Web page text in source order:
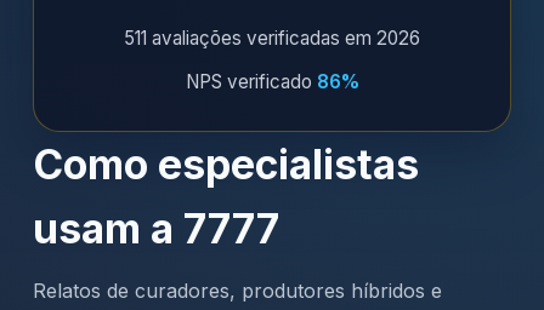
511 avaliações verificadas em 2026
NPS verificado 86%
Como especialistas
usam a 7777
Relatos de curadores, produtores híbridos e